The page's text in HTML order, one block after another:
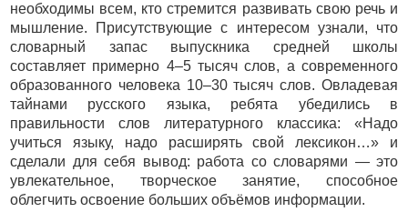
необходимы всем, кто стремится развивать свою речь и
мышление. Присутствующие с интересом узнали, что
словарный запас выпускника средней школы
составляет примерно 4–5 тысяч слов, а современного
образованного человека 10–30 тысяч слов. Овладевая
тайнами русского языка, ребята убедились в
правильности слов литературного классика: «Надо
учиться языку, надо расширять свой лексикон…» и
сделали для себя вывод: работа со словарями — это
увлекательное, творческое занятие, способное
облегчить освоение больших объёмов информации.